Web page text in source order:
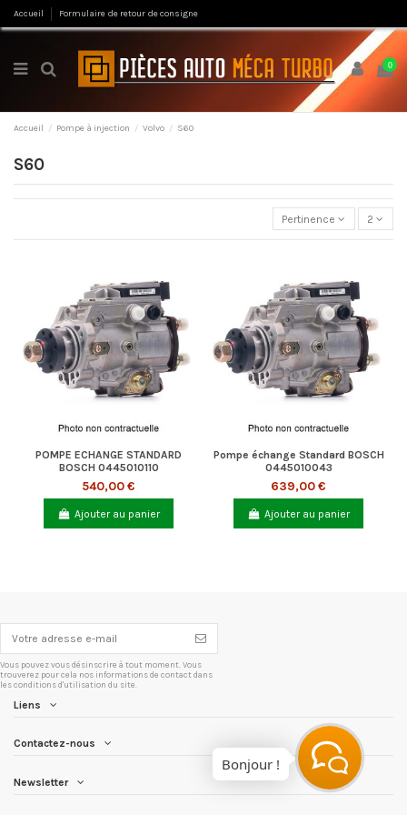
Accueil Formulaire de retour de consigne
0
Accueil Pompe à injection Volvo S60
S60
Pertinence 2
POMPE ECHANGE STANDARD
BOSCH 0445010110
540,00 €
Ajouter au panier
Pompe échange Standard BOSCH
0445010043
639,00 €
Ajouter au panier
Vous pouvez vous désinscrire à tout moment. Vous
trouverez pour cela nos informations de contact dans
les conditions d'utilisation du site.
Liens
Contactez-nous
Newsletter
Bonjour !